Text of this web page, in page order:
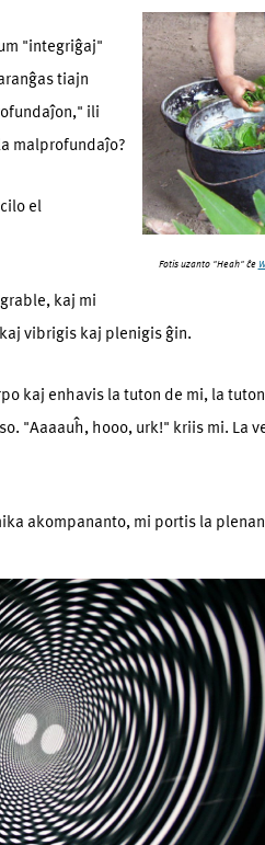
Fotis uzanto "Heah" ĉe
"integriĝaj"
tiajn
ili
malprofundaĵo?
el
kaj mi
vibrigis kaj plenigis ĝin.
kaj enhavis la tuton de mi, la
"Aaaauĥ, hooo, urk!" kriis mi. La
akompananto, mi portis la